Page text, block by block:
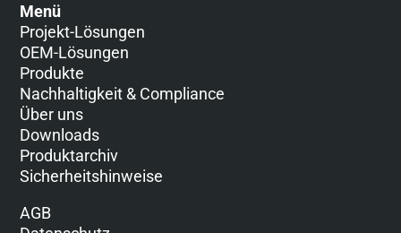
Menü
Projekt-Lösungen
OEM-Lösungen
Produkte
Nachhaltigkeit & Compliance
Über uns
Downloads
Produktarchiv
Sicherheitshinweise
AGB